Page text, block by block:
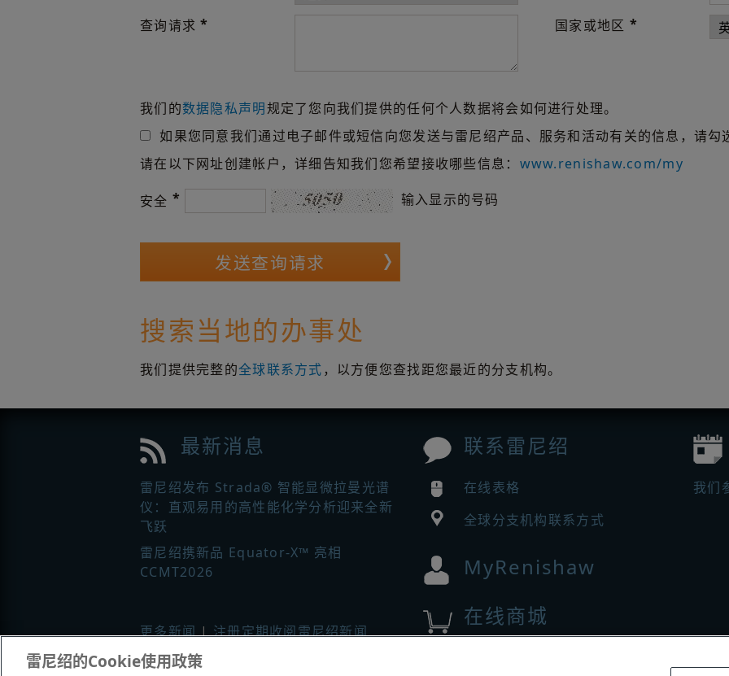
查询请求*
国家或地区 *
我们的数据隐私声明规定了您向我们提供的任何个人数据将会如何进行处理。
如果您同意我们通过电子邮件或短信向您发送与雷尼绍产品、服务和活动有关的信息，请勾
请在以下网址创建帐户，详细告知我们您希望接收哪些信息： www.renishaw.com/my
安全 * 输入显示的号码
搜索当地的办事处
我们提供完整的全球联系方式 ，以方便您查找距您最近的分支机构。
最新消息
雷尼绍发布 Strada® 智能显微拉曼光谱
仪：直观易用的高性能化学分析迎来全新
飞跃
雷尼绍携新品 Equator-X™ 亮相
CCMT2026
更多新闻|注册定期收阅雷尼绍新闻
联系雷尼绍
在线表格
全球分支机构联系方式
MyRenishaw
在线商城
我们
雷尼绍的Cookie使用政策